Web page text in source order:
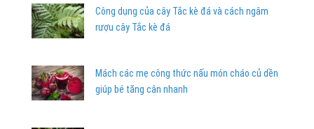
Công dụng của cây Tắc kè đá và cách ngâm
rượu cây Tắc kè đá
Mách các mẹ công thức nấu món cháo củ dền
giúp bé tăng cân nhanh